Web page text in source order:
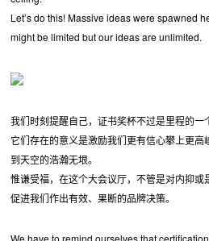
Let’s do this! Massive ideas were spawned
might be limited but our ideas are unlimited.
我们时刻提醒自己，证书奖杯不过是里程的一
它们存在的意义是激励我们更有信心攀上更
到天空的浩瀚无垠。
惟谦受福，在这个大会议厅，不管是对内抑
促进我们作出有效、果断的品牌决策。
We have to remind ourselves that